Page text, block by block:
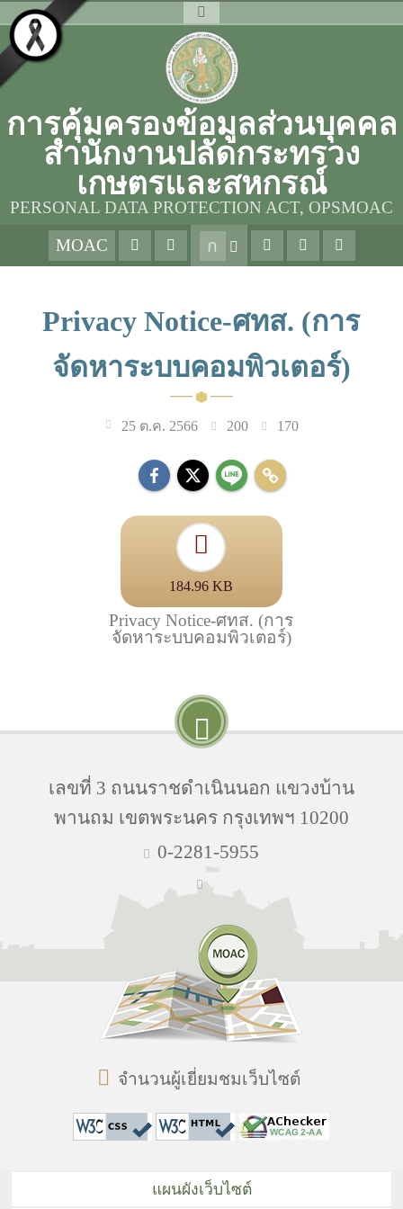
การคุ้มครองข้อมูลส่วนบุคคล
สำนักงานปลัดกระทรวง
เกษตรและสหกรณ์
PERSONAL DATA PROTECTION ACT, OPSMOAC
MOAC
ก
Privacy Notice-ศทส. (การ
จัดหาระบบคอมพิวเตอร์)
25 ต.ค. 2566 200 170
184.96 KB
Privacy Notice-ศทส. (การ
จัดหาระบบคอมพิวเตอร์)
เลขที่ 3 ถนนราชดำเนินนอก แขวงบ้าน
พานถม เขตพระนคร กรุงเทพฯ 10200
0-2281-5955
จำนวนผู้เยี่ยมชมเว็บไซต์
แผนผังเว็บไซต์